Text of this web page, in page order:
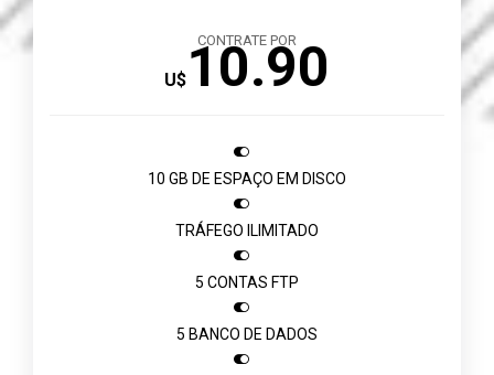
CONTRATE POR
U$ 10.90

10 GB DE ESPAÇO EM DISCO

TRÁFEGO ILIMITADO

5 CONTAS FTP

5 BANCO DE DADOS
